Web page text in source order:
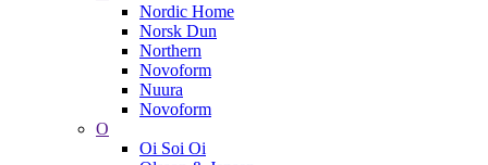
Nordic Home
Norsk Dun
Northern
Novoform
Nuura
Novoform
O
Oi Soi Oi